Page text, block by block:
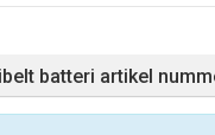
batteri artikel